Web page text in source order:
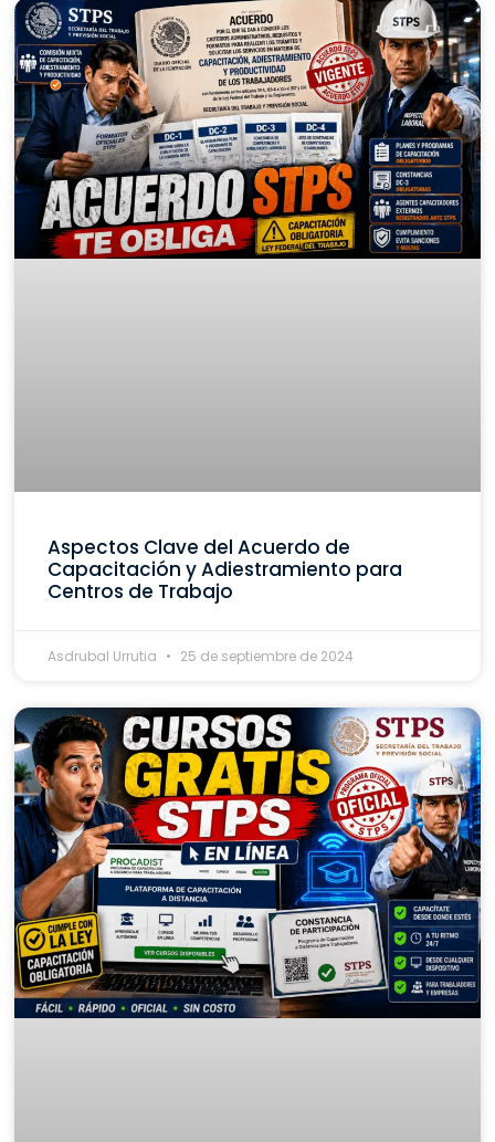
Aspectos Clave del Acuerdo de
Capacitación y Adiestramiento para
Centros de Trabajo
Asdrubal Urrutia 25 de septiembre de 2024